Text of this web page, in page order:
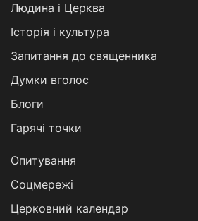
Людина і Церква
Історія і культура
Запитання до священника
Думки вголос
Блоги
Гарячі точки
Опитування
Соцмережі
Церковний календар